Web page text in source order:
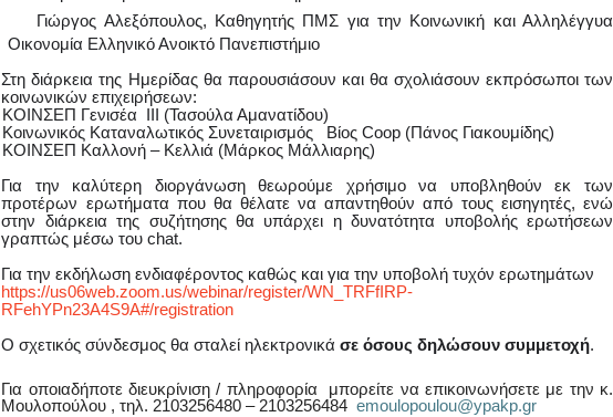
Γιώργος Αλεξόπουλος, Καθηγητής ΠΜΣ για την Κοινωνική και Αλληλέγγυα
Οικονομία Ελληνικό Ανοικτό Πανεπιστήμιο
Στη διάρκεια της Ημερίδας θα παρουσιάσουν και θα σχολιάσουν εκπρόσωποι των
κοινωνικών επιχειρήσεων:
ΚΟΙΝΣΕΠ Γενισέα ΙΙΙ (Τασούλα Αμανατίδου)
Κοινωνικός Καταναλωτικός Συνεταιρισμός Βίος Coop (Πάνος Γιακουμίδης)
ΚΟΙΝΣΕΠ Καλλονή – Κελλιά (Μάρκος Μάλλιαρης)
Για την καλύτερη διοργάνωση θεωρούμε χρήσιμο να υποβληθούν εκ των
προτέρων ερωτήματα που θα θέλατε να απαντηθούν από τους εισηγητές, ενώ
στην διάρκεια της συζήτησης θα υπάρχει η δυνατότητα υποβολής ερωτήσεων
γραπτώς μέσω του chat.
Για την εκδήλωση ενδιαφέροντος καθώς και για την υποβολή τυχόν ερωτημάτων
https://us06web.zoom.us/webinar/register/WN_TRFfIRP-
RFehYPn23A4S9A#/registration
Ο σχετικός σύνδεσμος θα σταλεί ηλεκτρονικάσε όσους δηλώσουν συμμετοχή.
Για οποιαδήποτε διευκρίνιση / πληροφορία μπορείτε να επικοινωνήσετε με την κ.
Μουλοπούλου , τηλ. 2103256480 – 2103256484emoulopoulou@ypakp.gr